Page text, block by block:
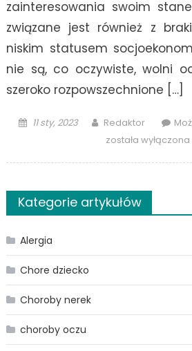
zainteresowania swoim
związane jest również z
niskim statusem
nie są, co oczywiste, wolni
szeroko rozpowszechnione […]
Posted
11 sty, 2023 Author
Redaktor
została wyłączona
Kategorie artykułów
Alergia
Chore dziecko
Choroby nerek
choroby oczu